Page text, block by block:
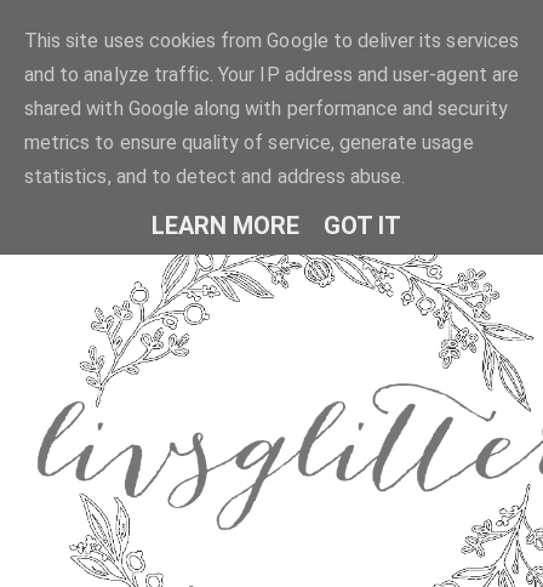
This site uses cookies from Google to deliver its services
and to analyze traffic. Your IP address and user-agent are
shared with Google along with performance and security
metrics to ensure quality of service, generate usage
statistics, and to detect and address abuse.
LEARN MORE GOT IT